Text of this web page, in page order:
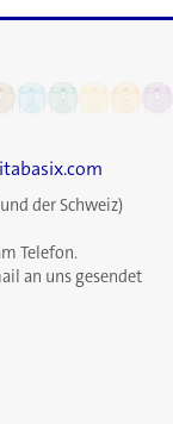
der Schweiz)
Telefon.
an uns gesendet